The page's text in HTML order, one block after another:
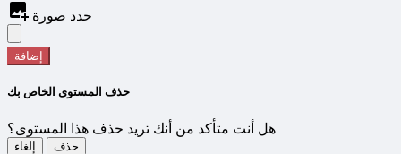
حدد صورة
إضافة
حذف المستوى الخاص بك
هل أنت متأكد من أنك تريد حذف هذا المستوى؟
إلغاء حذف